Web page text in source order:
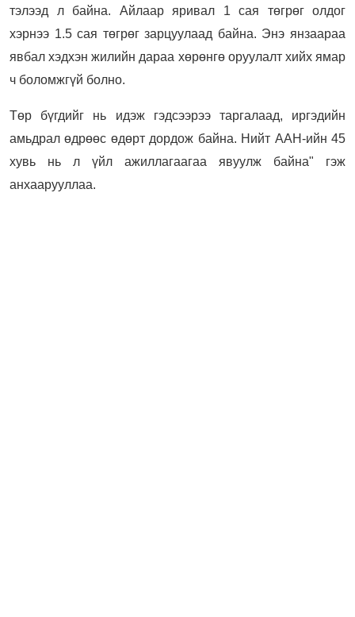
тэлээд л байна. Айлаар яривал 1 сая төгрөг олдог
хэрнээ 1.5 сая төгрөг зарцуулаад байна. Энэ янзаараа
явбал хэдхэн жилийн дараа хөрөнгө оруулалт хийх ямар
ч боломжгүй болно.
Төр бүгдийг нь идэж гэдсээрээ таргалаад, иргэдийн
амьдрал өдрөөс өдөрт дордож байна. Нийт ААН-ийн 45
хувь нь л үйл ажиллагаагаа явуулж байна" гэж
анхаарууллаа.